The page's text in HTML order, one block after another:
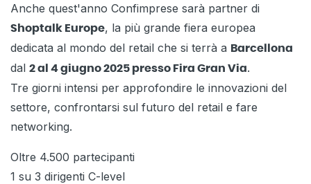
Anche quest'anno Confimprese sarà partner di
Shoptalk Europe, la più grande fiera europea
dedicata al mondo del retail che si terrà a Barcellona
dal 2 al 4 giugno 2025 presso Fira Gran Via.
Tre giorni intensi per approfondire le innovazioni del
settore, confrontarsi sul futuro del retail e fare
networking.
Oltre 4.500 partecipanti
1 su 3 dirigenti C-level